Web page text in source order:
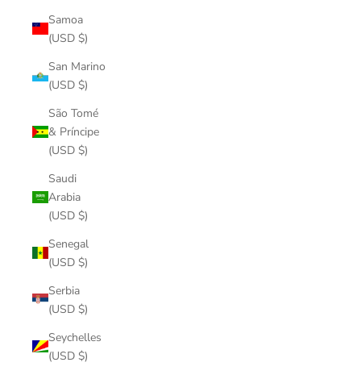
Samoa
(USD $)
San Marino
(USD $)
São Tomé
& Príncipe
(USD $)
Saudi
Arabia
(USD $)
Senegal
(USD $)
Serbia
(USD $)
Seychelles
(USD $)